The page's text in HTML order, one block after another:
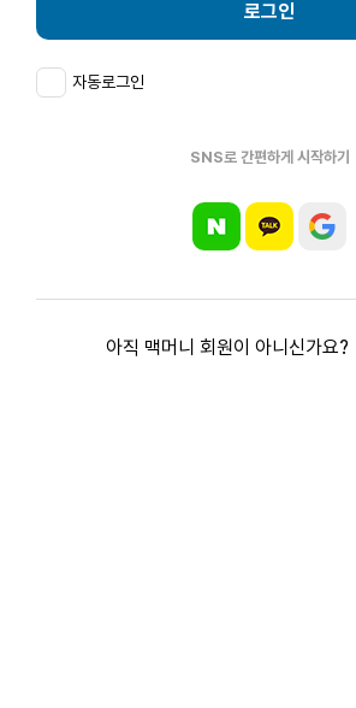
로그인
자동로그인
SNS로 간편하게 시작하기
아직 맥머니 회원이 아니신가요?